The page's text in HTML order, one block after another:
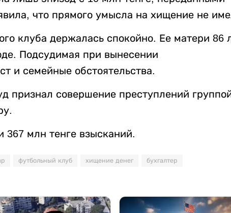
что прямого умысла на хищение не
клуба держалась спокойно. Ее матери 86
Подсудимая при вынесении
и семейные обстоятельства.
признал совершение преступлений
367 млн тенге взысканий.
футбольный клуб хищение денег бухгалтер